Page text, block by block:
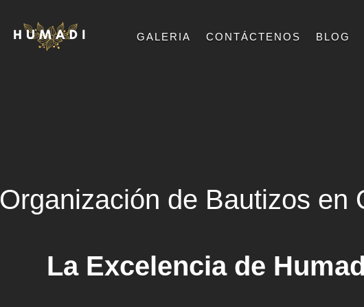
GALERIA CONTÁCTENOS BLOG
Organización de Bautizos en
La Excelencia de